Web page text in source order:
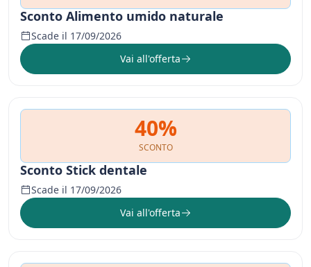
Sconto Alimento umido naturale
Scade il 17/09/2026
Vai all'offerta
40%
SCONTO
Sconto Stick dentale
Scade il 17/09/2026
Vai all'offerta